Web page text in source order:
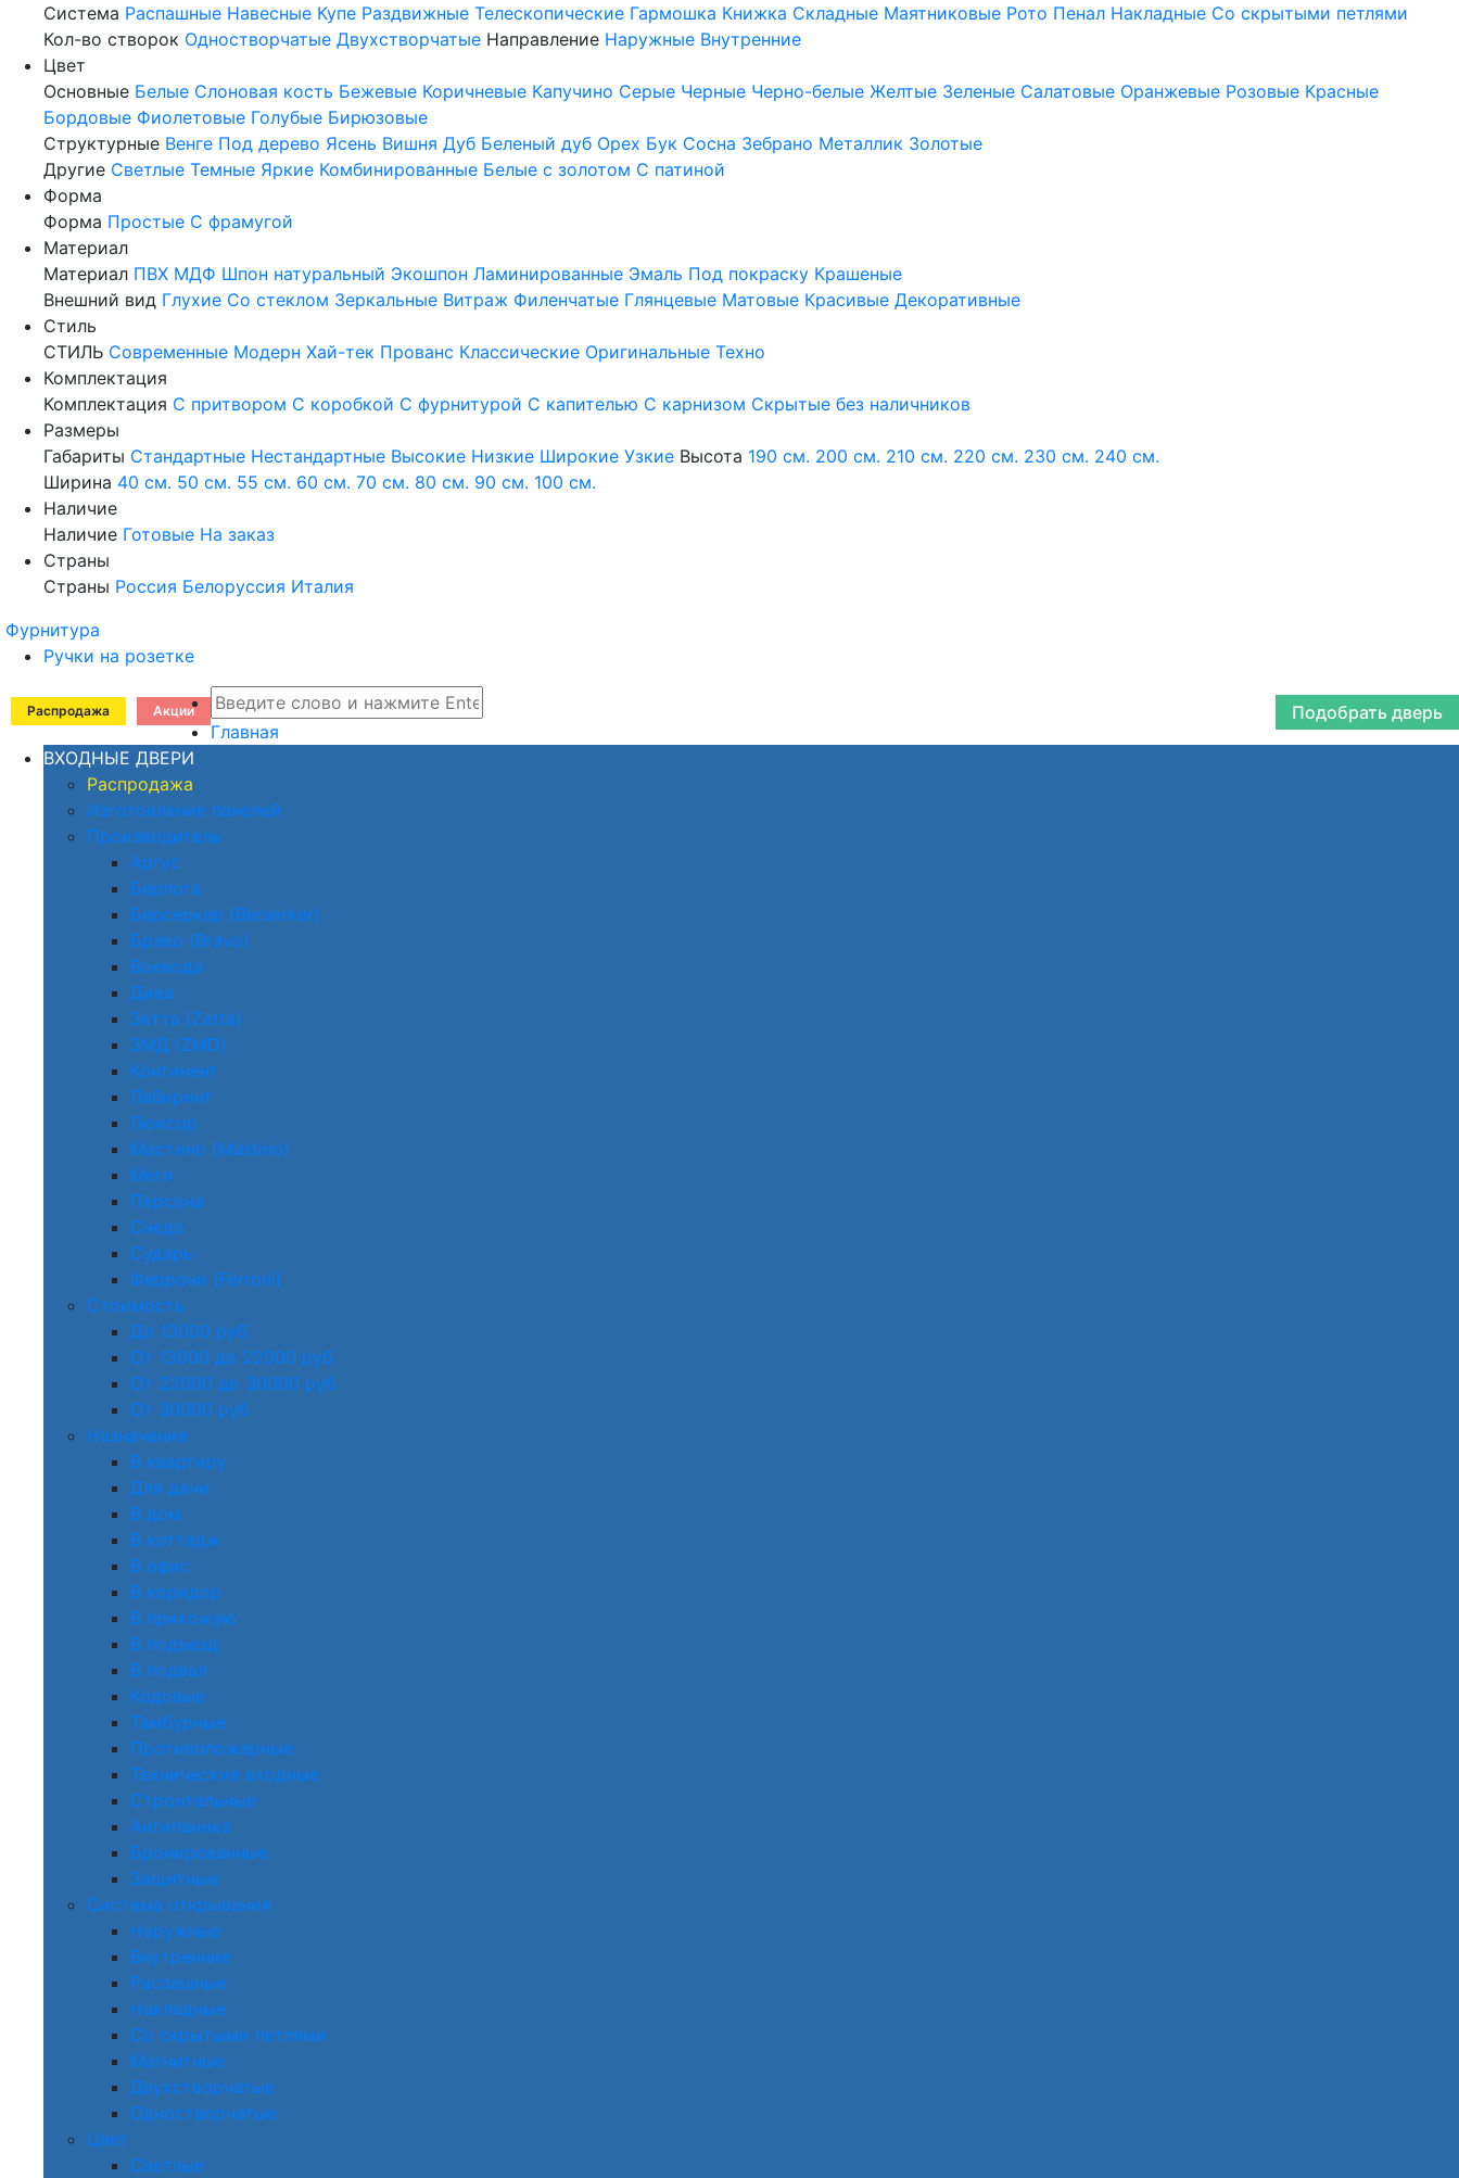
Система Распашные Навесные Купе Раздвижные Телескопические Гармошка Книжка Складные Маятниковые Рото Пенал Накладные Со скрытыми петлями
Кол-во створок Одностворчатые Двухстворчатые Направление Наружные Внутренние
Цвет
Основные Белые Слоновая кость Бежевые Коричневые Капучино Серые Черные Черно-белые Желтые Зеленые Салатовые Оранжевые Розовые Красные
Бордовые Фиолетовые Голубые Бирюзовые
Структурные Венге Под дерево Ясень Вишня Дуб Беленый дуб Орех Бук Сосна Зебрано Металлик Золотые
Другие Светлые Темные Яркие Комбинированные Белые с золотом С патиной
Форма
Форма Простые С фрамугой
Материал
Материал ПВХ МДФ Шпон натуральный Экошпон Ламинированные Эмаль Под покраску Крашеные
Внешний вид Глухие Со стеклом Зеркальные Витраж Филенчатые Глянцевые Матовые Красивые Декоративные
Стиль
СТИЛЬ Современные Модерн Хай-тек Прованс Классические Оригинальные Техно
Комплектация
Комплектация С притвором С коробкой С фурнитурой С капителью С карнизом Скрытые без наличников
Размеры
Габариты Стандартные Нестандартные Высокие Низкие Широкие Узкие Высота 190 см. 200 см. 210 см. 220 см. 230 см. 240 см.
Ширина 40 см. 50 см. 55 см. 60 см. 70 см. 80 см. 90 см. 100 см.
Наличие
Наличие Готовые На заказ
Страны
Страны Россия Белоруссия Италия
Фурнитура
Ручки на розетке
Распродажа Акции
Подобрать дверь
Главная
ВХОДНЫЕ ДВЕРИ
Распродажа
Изготовление панелей
Производитель
Аргус
Берлога
Берсеркер (Berserker)
Браво (Bravo)
Воевода
Дива
Зетта (Zetta)
ЗМД (ZMD)
Континент
Лабиринт
Люксор
Мастино (Mastino)
Меги
Персона
Снедо
Сударь
Феррони (Ferroni)
Стоимость
До 13000 руб
От 13000 до 22000 руб
От 22000 до 30000 руб
От 30000 руб
Назначение
В квартиру
Для дачи
В дом
В коттедж
В офис
В коридор
В прихожую
В подъезд
В подвал
Кодовые
Тамбурные
Противопожарные
Технические входные
Строительные
Антипаника
Бронированные
Защитные
Система открывания
Наружные
Внутренние
Распашные
Накладные
Со скрытыми петлями
Магнитные
Двухстворчатые
Одностворчатые
Цвет
Светлые